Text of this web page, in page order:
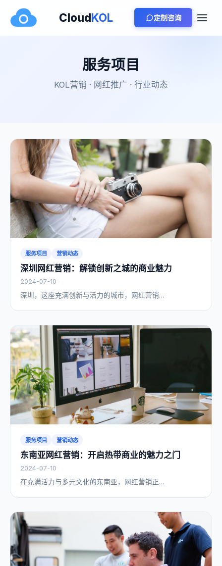
CloudKOL 定制咨询
服务项目
KOL营销 · 网红推广 · 行业动态
服务项目 营销动态
深圳网红营销：解锁创新之城的商业魅力
2024-07-10
深圳，这座充满创新与活力的城市，网红营销…
服务项目 营销动态
东南亚网红营销：开启热带商业的魅力之门
2024-07-10
在充满活力与多元文化的东南亚，网红营销正…